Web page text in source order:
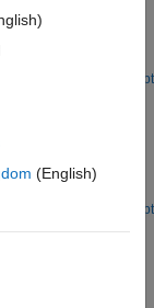
Open Live Script
Open Live Script
Simulation for
status
(English)